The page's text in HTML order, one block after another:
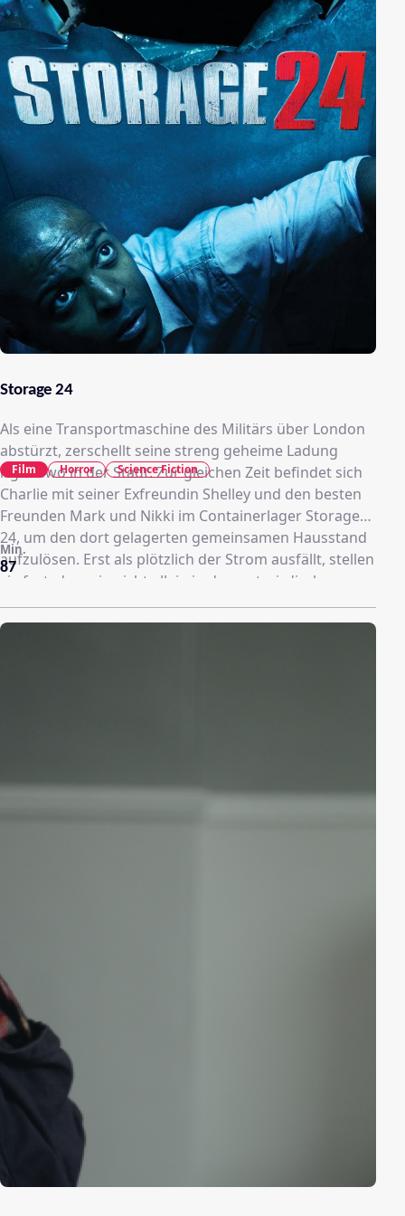
Storage 24
Als eine Transportmaschine des Militärs über London
abstürzt, zerschellt seine streng geheime Ladung
irgendwo in der Stadt. Zur gleichen Zeit befindet sich
Charlie mit seiner Exfreundin Shelley und den besten
Freunden Mark und Nikki im Containerlager Storage
24, um den dort gelagerten gemeinsamen Hausstand
aufzulösen. Erst als plötzlich der Strom ausfällt, stellen
sie fest, dass sie nicht allein in den unterirdischen,
endlos dunklen Korridoren eingesperrt sind. Etwas
Unheimliches, etwas Tödliches lauert auf sie… Werden
87
Min.
Film Horror Science Fiction